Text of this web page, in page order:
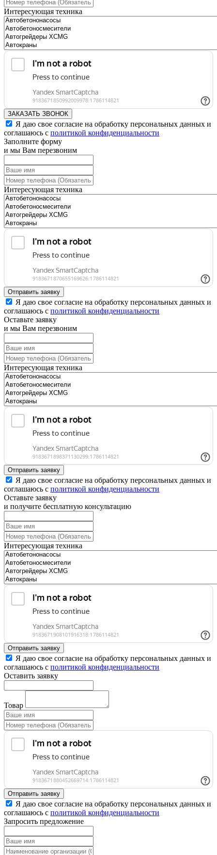
Интересующая техника
ЗАКАЗАТЬ ЗВОНОК
Я даю свое согласие на обработку персональных данных и
соглашаюсь с политикой конфиденциальности
Заполните форму
и мы Вам перезвоним
Интересующая техника
Отправить заявку
Я даю свое согласие на обработку персональных данных и
соглашаюсь с политикой конфиденциальности
Оставьте заявку
и мы Вам перезвоним
Интересующая техника
Отправить заявку
Я даю свое согласие на обработку персональных данных и
соглашаюсь с политикой конфиденциальности
Оставьте заявку
и получите бесплатную консультацию
Интересующая техника
Отправить заявку
Я даю свое согласие на обработку персональных данных и
соглашаюсь с политикой конфиденциальности
Оставить заявку
Товар
Отправить заявку
Я даю свое согласие на обработку персональных данных и
соглашаюсь с политикой конфиденциальности
Запросить предложение